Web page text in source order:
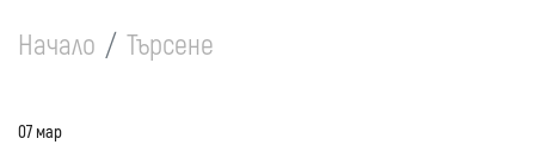
Начало Търсене
07 мар